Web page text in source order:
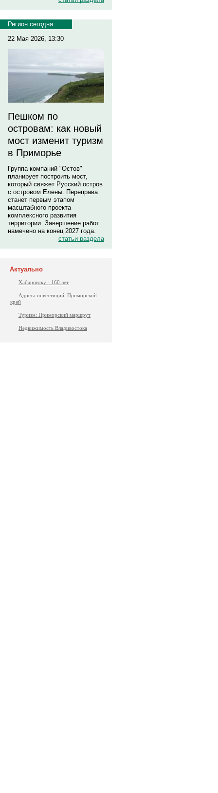
Регион сегодня
22 Мая 2026, 13:30
Пешком по
островам: как новый
мост изменит туризм
в Приморье
Группа компаний "Остов"
планирует построить мост,
который свяжет Русский остров
с островом Елены. Переправа
станет первым этапом
масштабного проекта
комплексного развития
территории. Завершение работ
намечено на конец 2027 года.
статьи раздела
Актуально
Хабаровску - 160 лет
Адреса инвестиций. Приморский
край
Туризм: Приморский маршрут
Недвижимость Владивостока